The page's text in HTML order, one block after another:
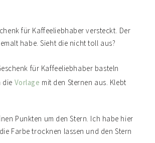
für Kaffeeliebhaber versteckt. Der
habe. Sieht die nicht toll aus?
die Vorlage mit den Sternen aus. Klebt
Punkten um den Stern. Ich habe hier
Farbe trocknen lassen und den Stern